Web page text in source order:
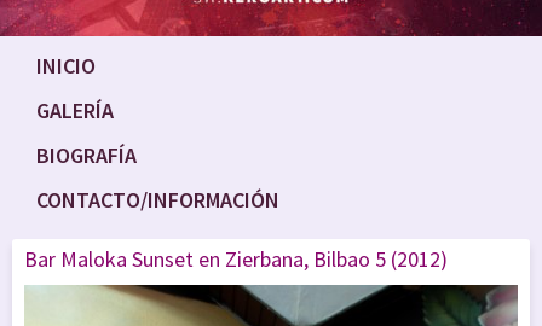
INICIO
GALERÍA
BIOGRAFÍA
CONTACTO/INFORMACIÓN
Bar Maloka Sunset en Zierbana, Bilbao 5 (2012)